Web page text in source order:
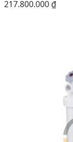
217.800.000 ₫